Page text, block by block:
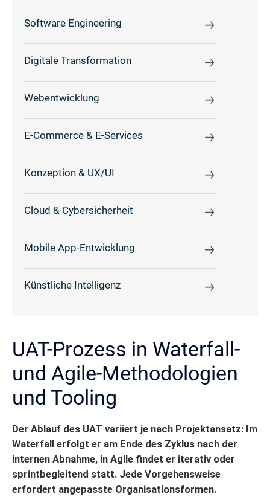
Software Engineering
Digitale Transformation
Webentwicklung
E-Commerce & E-Services
Konzeption & UX/UI
Cloud & Cybersicherheit
Mobile App-Entwicklung
Künstliche Intelligenz
UAT-Prozess in Waterfall-
und Agile-Methodologien
und Tooling
Der Ablauf des UAT variiert je nach Projektansatz: Im
Waterfall erfolgt er am Ende des Zyklus nach der
internen Abnahme, in Agile findet er iterativ oder
sprintbegleitend statt. Jede Vorgehensweise
erfordert angepasste Organisationsformen.